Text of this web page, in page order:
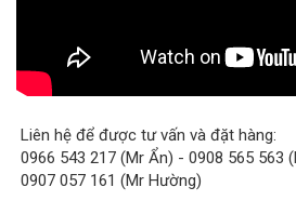
Liên hệ để được tư vấn và đặt hàng:
0966 543 217 (Mr Ẩn) - 0908 565 563
0907 057 161 (Mr Hường)